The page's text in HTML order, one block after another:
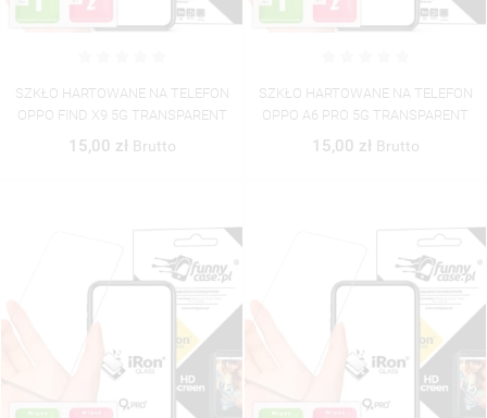
SZKŁO HARTOWANE NA TELEFON
OPPO FIND X9 5G TRANSPARENT
15,00 zł Brutto
SZKŁO HARTOWANE NA TELEFON
OPPO A6 PRO 5G TRANSPARENT
15,00 zł Brutto